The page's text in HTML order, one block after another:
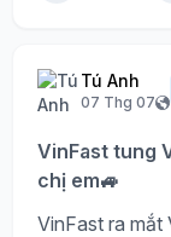
Tú Anh
07 Thg 07
VinFast tung
chị em🚙
VinFast ra mắt